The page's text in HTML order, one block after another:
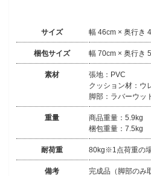
サイズ 幅 46cm × 奥行き
梱包サイズ 幅 70cm × 奥行き
素材
張地：PVC
クッション材：ウ
脚部：ラバーウッ
重量
商品重量：5.9kg
梱包重量：7.5kg
耐荷重 80kg※1点荷重の
備考 完成品（脚部のみ